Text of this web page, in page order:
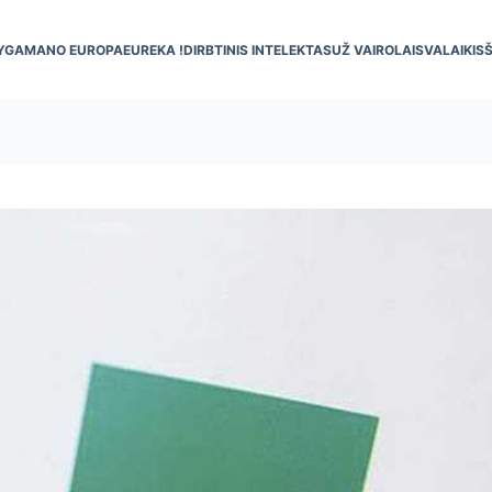
MANO EUROPAEUREKA !DIRBTINIS INTELEKTASUŽ VAIROLAISVALAIKIS